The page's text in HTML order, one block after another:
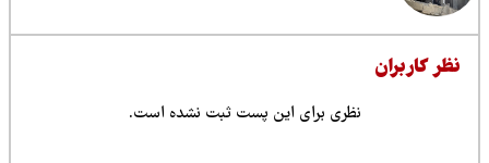
کاربران
نظری برای این پست ثبت نشده است.